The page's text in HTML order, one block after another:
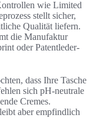
wie Limited
stellt sicher,
Qualität liefern.
die Manufaktur
oder Patentleder-
dass Ihre Tasche
sich pH-neutrale
Cremes.
aber empfindlich